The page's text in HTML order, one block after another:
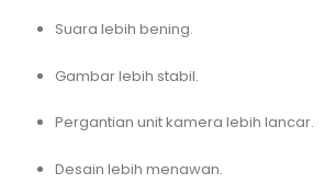
Suara lebih bening.
Gambar lebih stabil.
Pergantian unit kamera lebih lancar.
Desain lebih menawan.